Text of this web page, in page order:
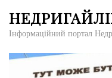
вмісту
Enter)
Інформаційний портал